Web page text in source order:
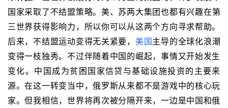
国家采取了不结盟策略。美、苏两大集团也都有兴趣在第
三世界获得影响力，所以你可以从这两个方向寻求帮助。
后来，不结盟运动变得无关紧要， 美国 主导的全球化浪潮
变得一枝独秀。不过伴随着中国的崛起，事情又开始发生
变化。中国成为贫困国家信贷与基础设施投资的主要来
源。在这一转变当中，俄罗斯从来都不是游戏中的核心玩
家。但我相信，世界将再次被分隔开来，一边是中国和俄